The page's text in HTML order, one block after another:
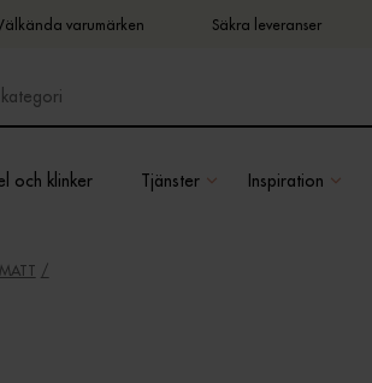
varumärken Säkra leveranser
och klinker Tjänster Inspiration